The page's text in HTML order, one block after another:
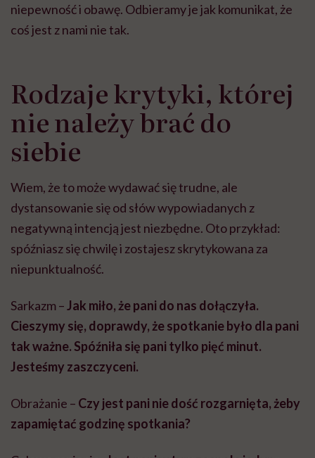
niepewność i obawę. Odbieramy je jak komunikat, że
coś jest z nami nie tak.
Rodzaje krytyki, której
nie należy brać do
siebie
Wiem, że to może wydawać się trudne, ale
dystansowanie się od słów wypowiadanych z
negatywną intencją jest niezbędne. Oto przykład:
spóźniasz się chwilę i zostajesz skrytykowana za
niepunktualność.
Sarkazm –Jak miło, że pani do nas dołączyła.
Cieszymy się, doprawdy, że spotkanie było dla pani
tak ważne. Spóźniła się pani tylko pięć minut.
Jesteśmy zaszczyceni.
Obrażanie – Czy jest pani nie dość rozgarnięta, żeby
zapamiętać godzinę spotkania?